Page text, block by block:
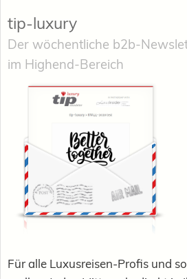
tip-luxury
Der wöchentliche b2b-
im Highend-Bereich
Für alle Luxusreisen-Profis und